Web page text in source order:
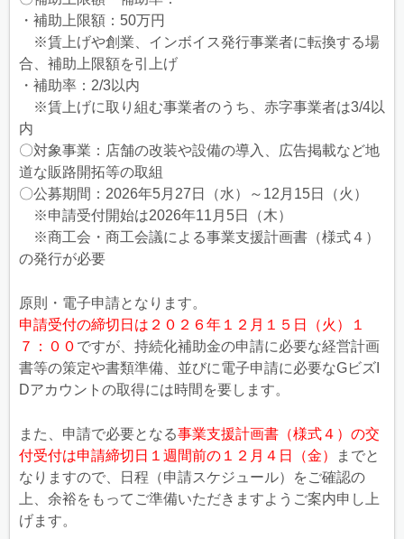
・補助上限額：50万円
※賃上げや創業、インボイス発行事業者に転換する場
合、補助上限額を引上げ
・補助率：2/3以内
※賃上げに取り組む事業者のうち、赤字事業者は3/4以
内
〇対象事業：店舗の改装や設備の導入、広告掲載など地
道な販路開拓等の取組
〇公募期間：2026年5月27日（水）～12月15日（火）
※申請受付開始は2026年11月5日（木）
※商工会・商工会議による事業支援計画書（様式４）
の発行が必要
原則・電子申請となります。
申請受付の締切日は２０２６年１２月１５日（火）１
７：００ ですが、持続化補助金の申請に必要な経営計画
書等の策定や書類準備、並びに電子申請に必要なGビズI
Dアカウントの取得には時間を要します。
また、申請で必要となる事業支援計画書（様式４）の交
付受付は申請締切日１週間前の１２月４日（金）
までと
なりますので、日程（申請スケジュール）をご確認の
上、余裕をもってご準備いただきますようご案内申し上
げます。